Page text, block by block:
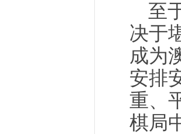
至
决于
成为
安排
重、
棋局